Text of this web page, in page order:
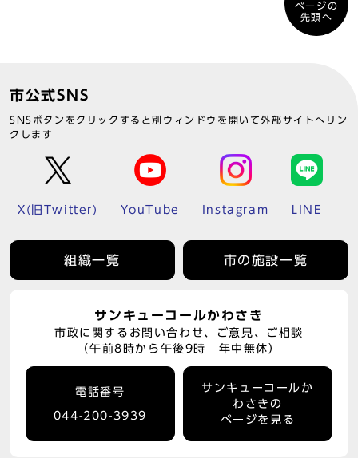
ページの
先頭へ
市公式SNS
SNSボタンをクリックすると別ウィンドウを開いて外部サイトへリン
クします
X(旧Twitter) YouTube Instagram LINE
組織一覧 市の施設一覧
サンキューコールかわさき
市政に関するお問い合わせ、ご意見、ご相談
（午前8時から午後9時 年中無休）
電話番号
044-200-3939
サンキューコールか
わさきの
ページを見る